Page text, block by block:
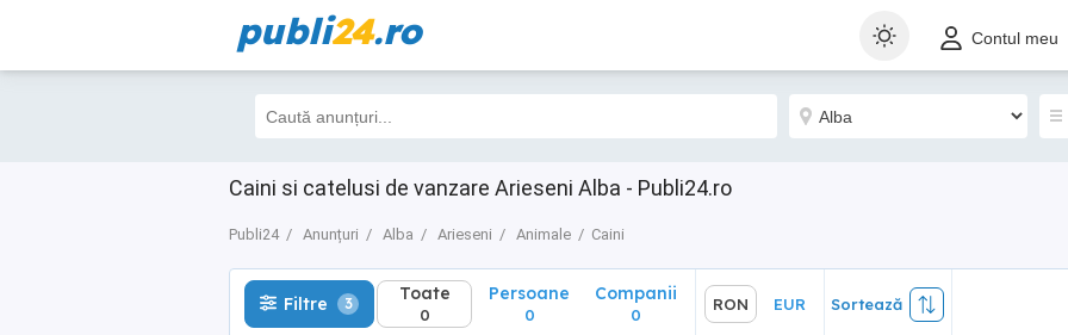
publi24.ro Contul meu
Caini si catelusi de vanzare Arieseni Alba - Publi24.ro
Publi24 Anunțuri Alba Arieseni Animale Caini
Filtre 3 Toate
0
Sortează
Filtre 3 Toate
0
Persoane
0
Companii
0
RON EUR Sortează